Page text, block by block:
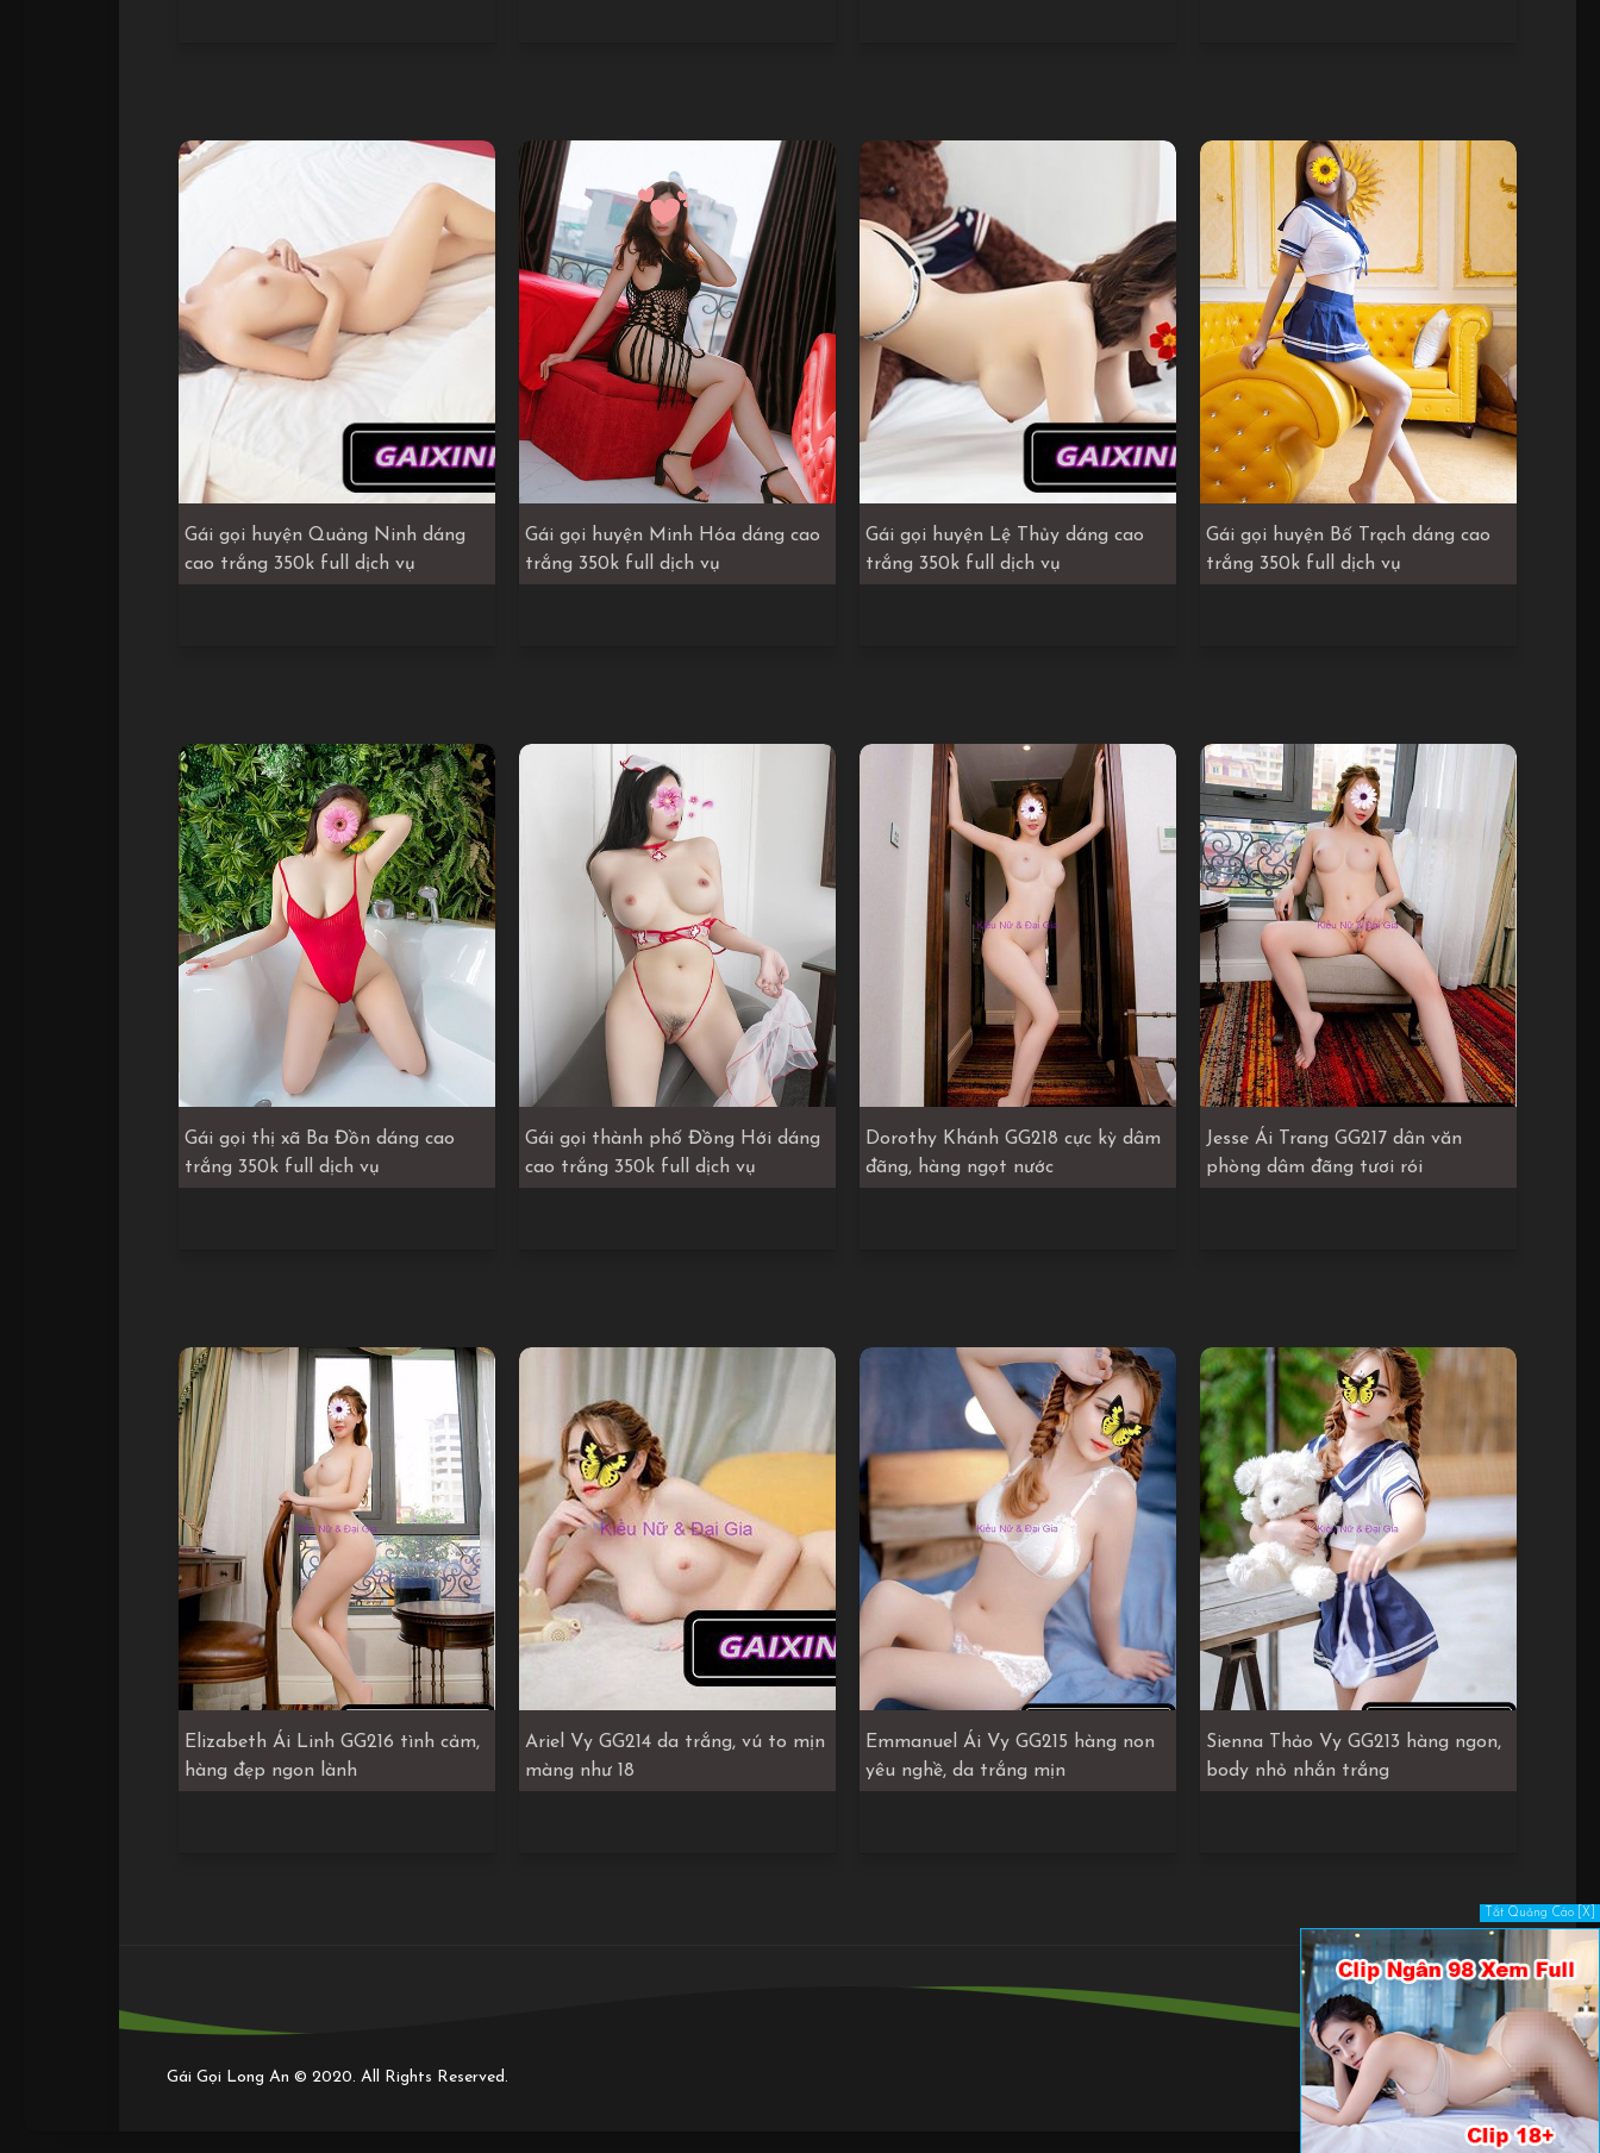
Gái gọi huyện Quảng Ninh dáng
cao trắng 350k full dịch vụ
Gái gọi huyện Minh Hóa dáng cao
trắng 350k full dịch vụ
Gái gọi huyện Lệ Thủy dáng cao
trắng 350k full dịch vụ
Gái gọi huyện Bố Trạch dáng cao
trắng 350k full dịch vụ
Gái gọi thị xã Ba Đồn dáng cao
trắng 350k full dịch vụ
Gái gọi thành phố Đồng Hới dáng
cao trắng 350k full dịch vụ
Dorothy Khánh GG218 cực kỳ dâm
đãng, hàng ngọt nước
Jesse Ái Trang GG217 dân văn
phòng dâm đãng tươi rói
Elizabeth Ái Linh GG216 tình cảm,
hàng đẹp ngon lành
Ariel Vy GG214 da trắng, vú to mịn
màng như 18
Emmanuel Ái Vy GG215 hàng non
yêu nghề, da trắng mịn
Sienna Thảo Vy GG213 hàng ngon,
body nhỏ nhắn trắng
Gái Gọi Long An © 2020. All Rights Reserved.
Tắt Quảng Cáo [X]